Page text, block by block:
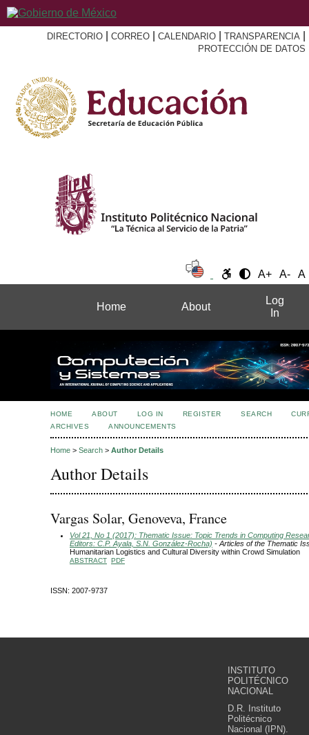
DIRECTORIO CORREO CALENDARIO TRANSPARENCIA
PROTECCIÓN DE DATOS
A+ A- A
Home About
Log
In
HOME ABOUT LOG IN REGISTER SEARCH
ARCHIVES
ANNOUNCEMENTS
Home > Search > Author Details
Author Details
Vargas Solar, Genoveva, France
Vol 21, No 1 (2017): Thematic Issue: Topic Trends in Computing
Editors: C.P. Ayala, S.N. González-Rocha) - Articles of the Thematic
Humanitarian Logistics and Cultural Diversity within Crowd Simulation
ABSTRACT PDF
ISSN: 2007-9737
INSTITUTO
POLITÉCNICO
NACIONAL
D.R. Instituto
Politécnico
Nacional (IPN).